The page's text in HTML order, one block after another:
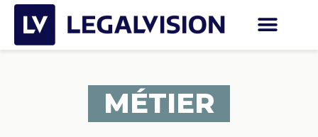
MÉTIER